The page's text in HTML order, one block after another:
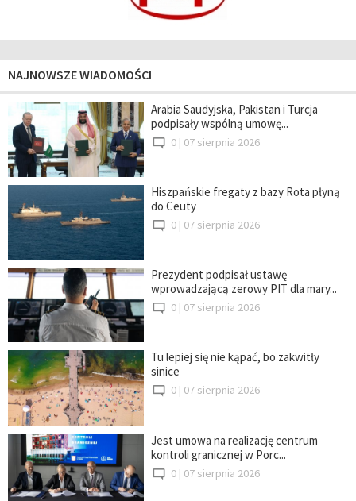
NAJNOWSZE WIADOMOŚCI
Arabia Saudyjska, Pakistan i Turcja
podpisały wspólną umowę...
0 | 07 sierpnia 2026
Hiszpańskie fregaty z bazy Rota płyną
do Ceuty
0 | 07 sierpnia 2026
Prezydent podpisał ustawę
wprowadzającą zerowy PIT dla mary...
0 | 07 sierpnia 2026
Tu lepiej się nie kąpać, bo zakwitły
sinice
0 | 07 sierpnia 2026
Jest umowa na realizację centrum
kontroli granicznej w Porc...
0 | 07 sierpnia 2026